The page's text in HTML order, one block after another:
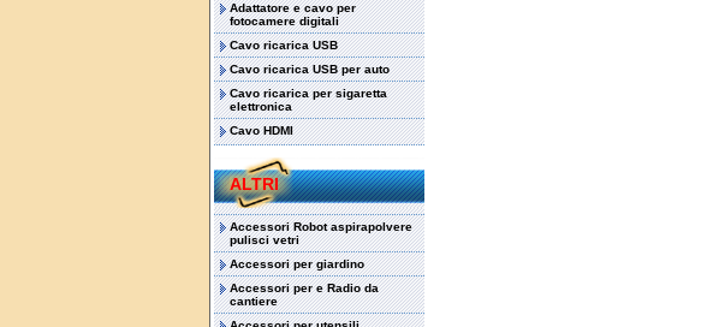
Adattatore e cavo per
fotocamere digitali
Cavo ricarica USB
Cavo ricarica USB per auto
Cavo ricarica per sigaretta
elettronica
Cavo HDMI
ALTRI
Accessori Robot aspirapolvere
pulisci vetri
Accessori per giardino
Accessori per e Radio da
cantiere